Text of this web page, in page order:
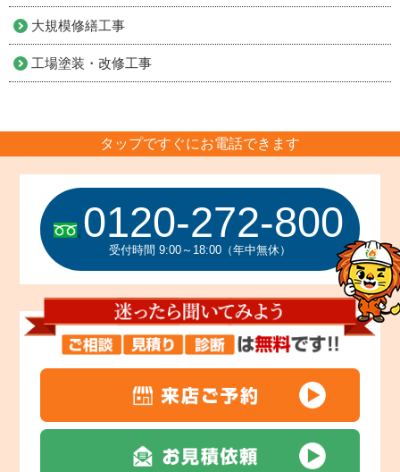
大規模修繕工事
工場塗装・改修工事
タップですぐにお電話できます
0120-272-800
受付時間 9:00～18:00（年中無休）